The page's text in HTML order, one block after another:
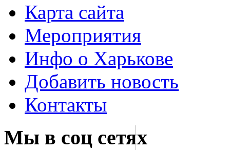
Карта сайта
Мероприятия
Инфо о Харькове
Добавить новость
Контакты
Мы в соц сетях